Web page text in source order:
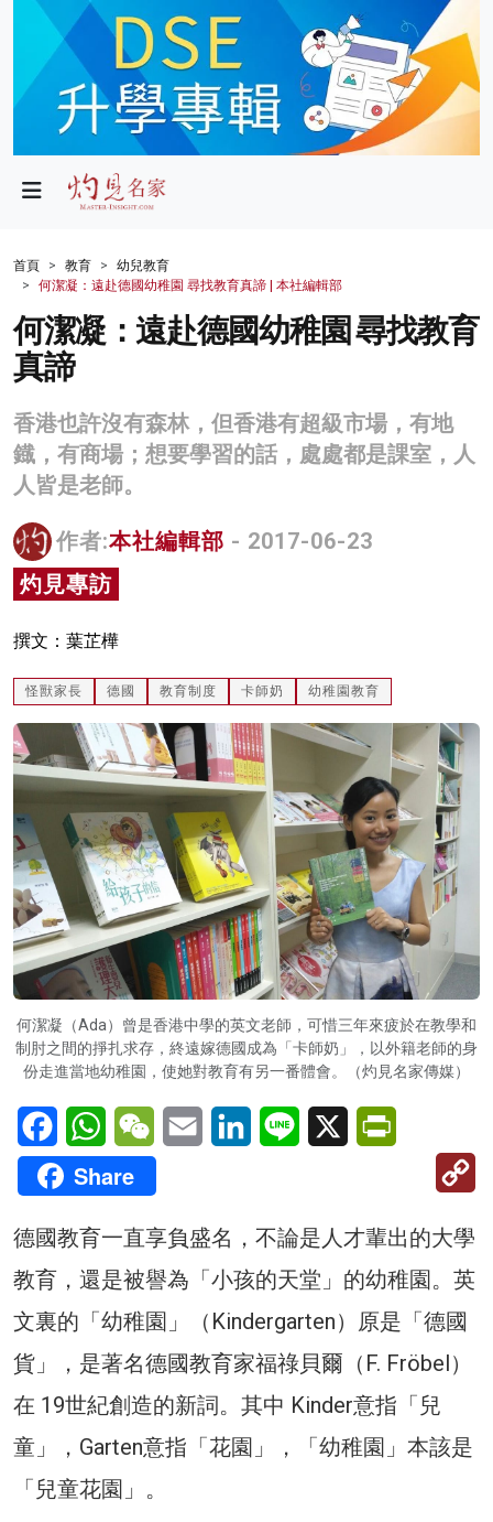
政局
財經
生活
健康
商業
科技
影片
名家榜
灼見活動
首頁 教育
幼兒教育
何潔凝：遠赴德國幼稚園 尋找教育真諦 | 本社編輯部
何潔凝：遠赴德國幼稚園 尋找教育
真諦
香港也許沒有森林，但香港有超級市場，有地
鐡，有商場；想要學習的話，處處都是課室，人
人皆是老師。
作者:本社編輯部 - 2017-06-23
灼見專訪
撰文：葉芷樺
怪獸家長 德國 教育制度 卡師奶 幼稚園教育
何潔凝（Ada）曾是香港中學的英文老師，可惜三年來疲於在教學和
制肘之間的掙扎求存，終遠嫁德國成為「卡師奶」，以外籍老師的身
份走進當地幼稚園，使她對教育有另一番體會。（灼見名家傳媒）
FacebookWhatsAppWeChatEmail LinkedInLine X
Share
德國教育一直享負盛名，不論是人才輩出的大學
教育，還是被譽為「小孩的天堂」的幼稚園。英
文裏的「幼稚園」（Kindergarten）原是「德國
貨」，是著名德國教育家福祿貝爾（F. Fröbel）
在 19世紀創造的新詞。其中 Kinder意指「兒
童」，Garten意指「花園」，「幼稚園」本該是
「兒童花園」。